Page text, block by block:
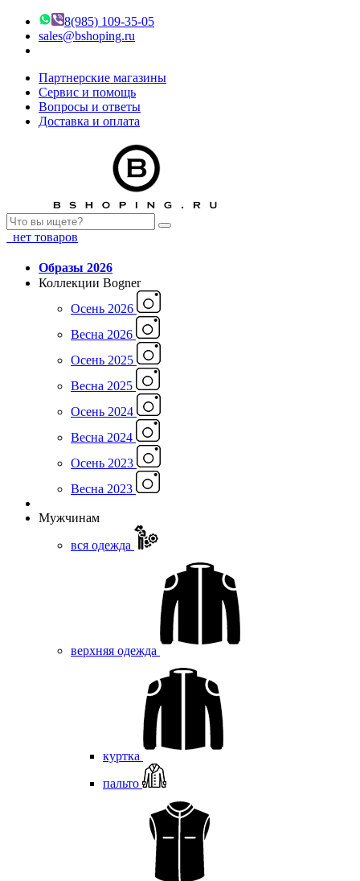
8(985) 109-35-05
sales@bshoping.ru
Партнерские магазины
Сервис и помощь
Вопросы и ответы
Доставка и оплата
нет товаров
Образы 2026
Коллекции Bogner
Осень 2026
Весна 2026
Осень 2025
Весна 2025
Осень 2024
Весна 2024
Осень 2023
Весна 2023
Мужчинам
вся одежда
верхняя одежда
куртка
пальто